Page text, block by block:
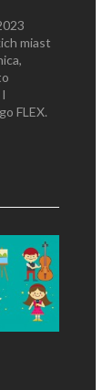
miast
FLEX.